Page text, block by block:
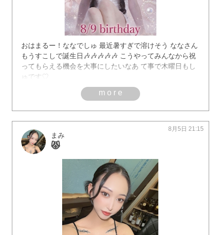
おはまるー！ななでしゅ 最近暑すぎで溶けそう ななさん
もうすこしで誕生日🎶🎶🎶🎶🎶 こうやってみんなから祝
ってもらえる機会を大事にしたいなあ て事で木曜日もし
ゅです♡
more
まみ
😾
8月5日 21:15